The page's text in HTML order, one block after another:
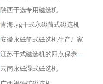
陕西干选专用磁选机
青海tyg干式永磁筒式磁选机
安徽永磁筒式磁选机生产厂家
江苏干式磁选机的四点保养秘籍
云南永磁湿式磁选机